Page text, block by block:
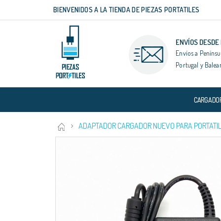
contenido
BIENVENIDOS A LA TIENDA DE PIEZAS PORTATILES
ENVÍOS
Envíos a
Portugal y
ADAPTADOR CARGADOR NUEVO PARA